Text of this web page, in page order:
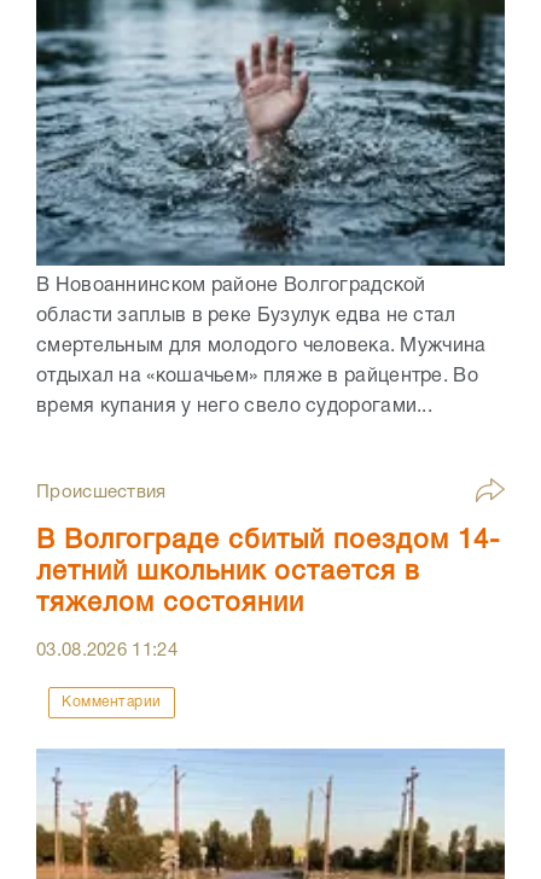
В Новоаннинском районе Волгоградской
области заплыв в реке Бузулук едва не стал
смертельным для молодого человека. Мужчина
отдыхал на «кошачьем» пляже в райцентре. Во
время купания у него свело судорогами...
Происшествия
В Волгограде сбитый поездом 14-
летний школьник остается в
тяжелом состоянии
03.08.2026 11:24
Комментарии